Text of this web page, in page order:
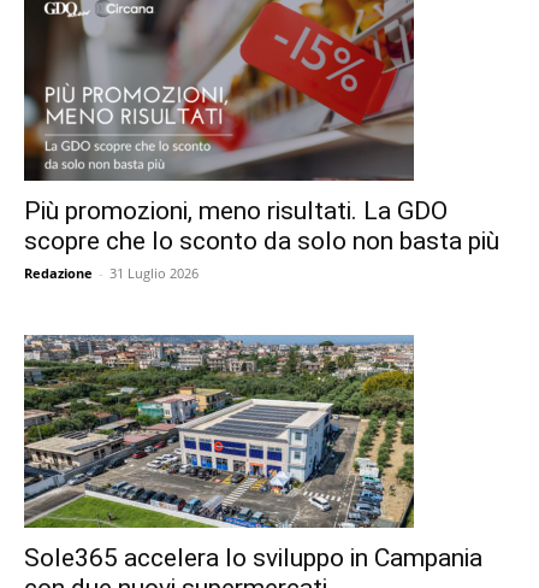
Più promozioni, meno risultati. La GDO
scopre che lo sconto da solo non basta più
Redazione - 31 Luglio 2026
Sole365 accelera lo sviluppo in Campania